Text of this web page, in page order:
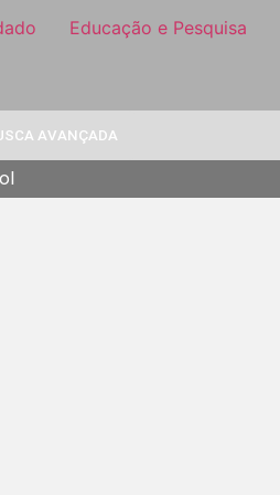
Educação e Pesquisa
AVANÇADA